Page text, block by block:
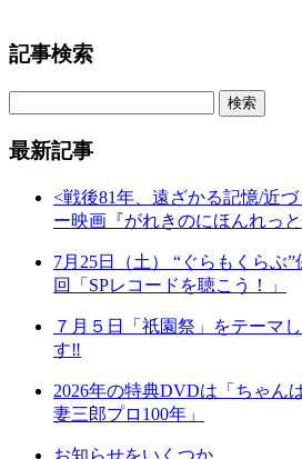
記事検索
最新記事
<戦後81年、遠ざかる記憶/近
ー映画『がれきのにほんれっ
7月25日（土） “ぐらもくらぶ
回「SPレコードを聴こう！」
７月５日「祇園祭」をテーマ
す‼
2026年の特典DVDは「ちゃ
妻三郎プロ100年」
お知らせをいくつか